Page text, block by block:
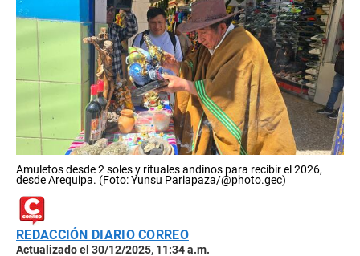
Amuletos desde 2 soles y rituales andinos para recibir el 2026,
desde Arequipa. (Foto: Yunsu Pariapaza/@photo.gec)
REDACCIÓN DIARIO CORREO
Actualizado el 30/12/2025, 11:34 a.m.